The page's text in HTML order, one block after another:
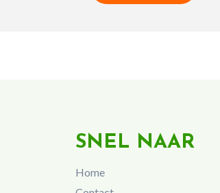
SNEL NAAR
Home